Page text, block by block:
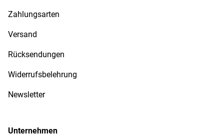
Zahlungsarten
Versand
Rücksendungen
Widerrufsbelehrung
Newsletter
Unternehmen